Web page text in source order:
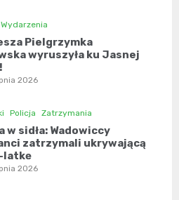
Wydarzenia
Pielgrzymka
wyruszyła ku Jasnej
2026
Policja Zatrzymania
w sidła: Wadowiccy
zatrzymali ukrywającą
latkę
2026